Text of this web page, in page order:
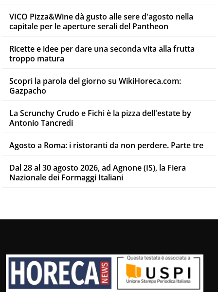
VICO Pizza&Wine dà gusto alle sere d'agosto nella
capitale per le aperture serali del Pantheon
Ricette e idee per dare una seconda vita alla frutta
troppo matura
Scopri la parola del giorno su WikiHoreca.com:
Gazpacho
La Scrunchy Crudo e Fichi è la pizza dell'estate by
Antonio Tancredi
Agosto a Roma: i ristoranti da non perdere. Parte tre
Dal 28 al 30 agosto 2026, ad Agnone (IS), la Fiera
Nazionale dei Formaggi Italiani